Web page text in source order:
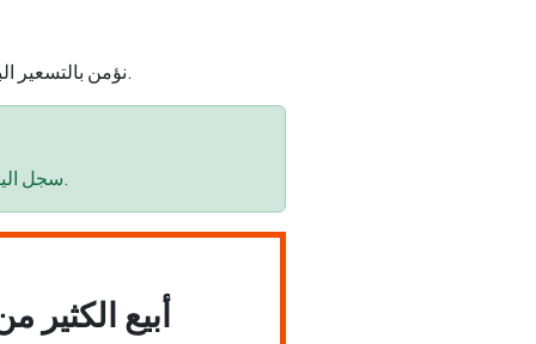
نؤمن بالتسعير البسيط. ادفع فقط مقابل ما تستخدمه، عندما تستخدمه. بدون التزامات شهرية، بدون رسوم خفية، بدون مفاجآت.
سجل اليوم واحصل على 10 أوصاف منتجات مجانية. ابدأ في إنشاء أوصاف منتجات احترافية ومتعددة اللغات في ثوانٍ.
أبيع الكثير